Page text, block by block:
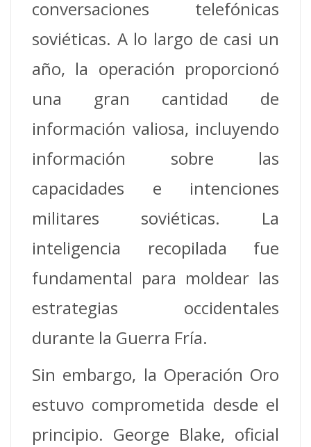
conversaciones telefónicas
soviéticas. A lo largo de casi un
año, la operación proporcionó
una gran cantidad de
información valiosa, incluyendo
información sobre las
capacidades e intenciones
militares soviéticas. La
inteligencia recopilada fue
fundamental para moldear las
estrategias occidentales
durante la Guerra Fría.
Sin embargo, la Operación Oro
estuvo comprometida desde el
principio. George Blake, oficial